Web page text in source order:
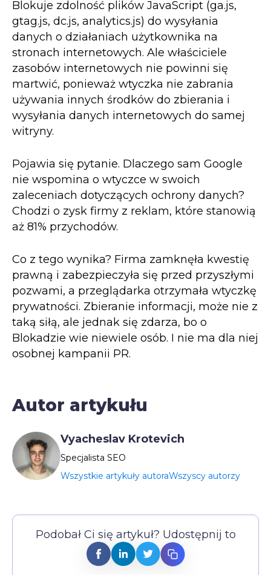
Blokuje zdolność plików JavaScript (ga.js,
gtag.js, dc.js, analytics.js) do wysyłania
danych o działaniach użytkownika na
stronach internetowych. Ale właściciele
zasobów internetowych nie powinni się
martwić, ponieważ wtyczka nie zabrania
używania innych środków do zbierania i
wysyłania danych internetowych do samej
witryny.
Pojawia się pytanie. Dlaczego sam Google
nie wspomina o wtyczce w swoich
zaleceniach dotyczących ochrony danych?
Chodzi o zysk firmy z reklam, które stanowią
aż 81% przychodów.
Co z tego wynika? Firma zamknęła kwestię
prawną i zabezpieczyła się przed przyszłymi
pozwami, a przeglądarka otrzymała wtyczkę
prywatności. Zbieranie informacji, może nie z
taką siłą, ale jednak się zdarza, bo o
Blokadzie wie niewiele osób. I nie ma dla niej
osobnej kampanii PR.
Autor artykułu
Vyacheslav Krotevich
Specjalista SEO
Wszystkie artykuły autoraWszyscy autorzy
Podobał Ci się artykuł? Udostępnij to